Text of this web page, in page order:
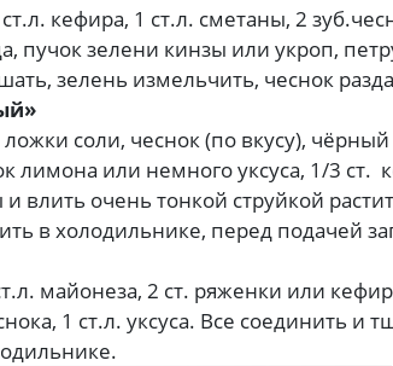
кефира, 1 ст.л. сметаны, 2
пучок зелени кинзы или укроп,
зелень измельчить, чеснок
соли, чеснок (по вкусу),
лимона или немного уксуса, 1/3
влить очень тонкой струйкой
в холодильнике, перед подачей
майонеза, 2 ст. ряженки или
1 ст.л. уксуса. Все соединить и